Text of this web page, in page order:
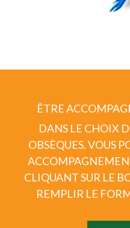
ÊTRE
DANS LE CHOIX
OBSÈQUES.VOUS
CLIQUANT SUR LE
REMPLIR LE